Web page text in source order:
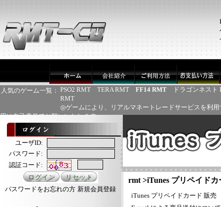
人気のゲーム一覧： PSO2 RMT TERA RMT FF14 RMT
ドラゴンネスト
RMT
◎ゲームにより、リアルマネートレードサービスを利
用は自己責任でお願いいたします
ユーザID:
パスワード:
認証コード:
パスワードをお忘れの方 新規会員登録
rmt >iTunes プリペイド
iTunes プリペイドカード 販売